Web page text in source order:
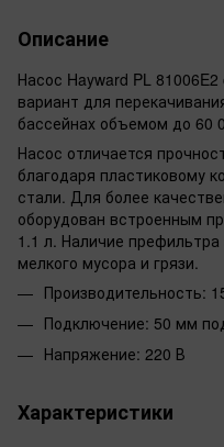
Описание
Насос Hayward PL
вариант для
бассейнах объемом до 60
Насос отличается
благодаря пластиковому
стали. Для более
оборудован встроенным
1.1 л. Наличие
мелкого мусора и грязи.
Производительность:
Подключение: 50 мм
Напряжение: 220 В
Характеристики